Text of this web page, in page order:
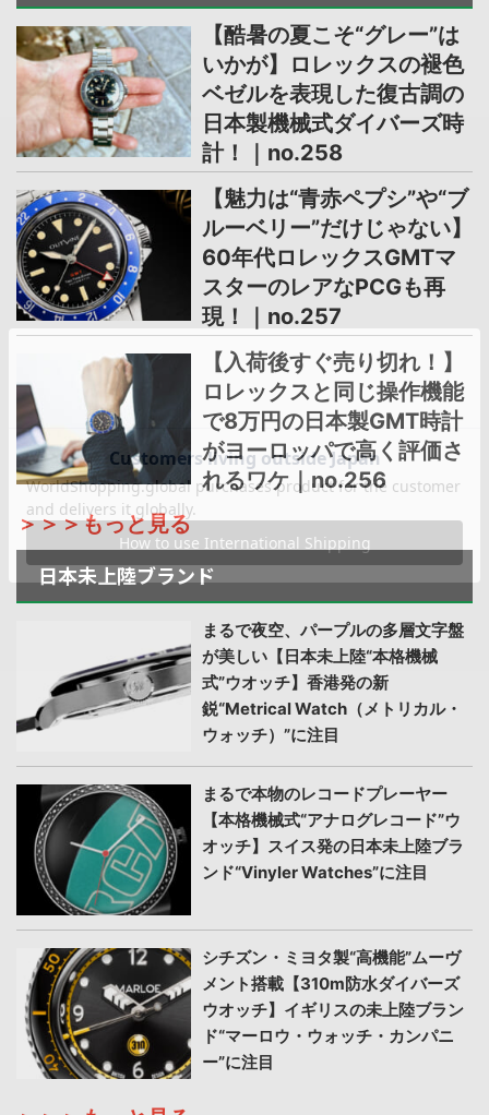
【酷暑の夏こそ“グレー”は
いかが】ロレックスの褪色
ベゼルを表現した復古調の
日本製機械式ダイバーズ時
計！｜no.258
【魅力は“青赤ペプシ”や“ブ
ルーベリー”だけじゃない】
60年代ロレックスGMTマ
スターのレアなPCGも再
現！｜no.257
【入荷後すぐ売り切れ！】
ロレックスと同じ操作機能
で8万円の日本製GMT時計
がヨーロッパで高く評価さ
れるワケ｜no.256
＞＞＞もっと見る
日本未上陸ブランド
まるで夜空、パープルの多層文字盤
が美しい【日本未上陸“本格機械
式”ウオッチ】香港発の新
鋭“Metrical Watch（メトリカル・
ウォッチ）”に注目
まるで本物のレコードプレーヤー
【本格機械式“アナログレコード”ウ
オッチ】スイス発の日本未上陸ブラ
ンド“Vinyler Watches”に注目
シチズン・ミヨタ製“高機能”ムーヴ
メント搭載【310m防水ダイバーズ
ウオッチ】イギリスの未上陸ブラン
ド“マーロウ・ウォッチ・カンパニ
ー”に注目